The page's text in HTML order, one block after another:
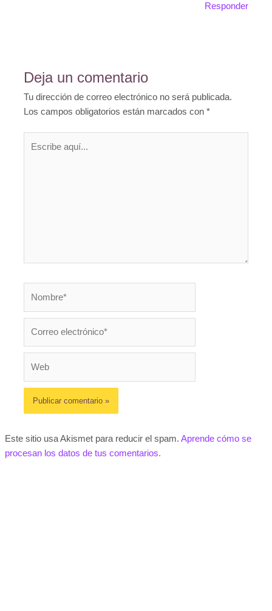
Responder
Deja un comentario
Tu dirección de correo electrónico no será publicada.
Los campos obligatorios están marcados con*
Este sitio usa Akismet para reducir el spam. Aprende cómo se
procesan los datos de tus comentarios.